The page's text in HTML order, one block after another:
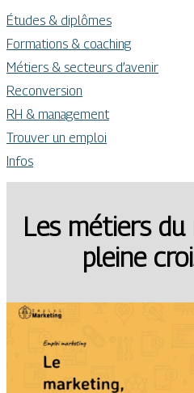
Études & diplômes
Formations & coaching
Métiers & secteurs d’avenir
Reconversion
RH & management
Trouver un emploi
Infos
Les métiers
pleine